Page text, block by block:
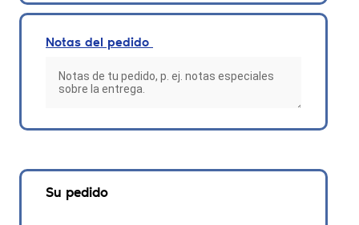
Notas del pedido
Su pedido